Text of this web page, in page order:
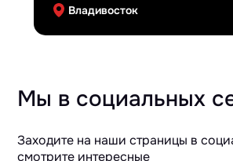
Владивосток
Мы в социальных
Заходите на наши страницы в
смотрите интересные